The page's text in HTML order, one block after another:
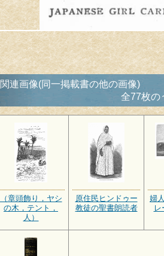
関連画像(同一掲載書の他の画像)
全77枚の
（章頭飾り，ヤシ
の木，テント，
人）
原住民ヒンドゥー
教徒の聖書朗読者
婦
レ